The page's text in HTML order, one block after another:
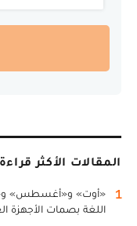
المقالات الأكثر قراءة
1
«أوت» و«أغسطس»
اللغة بصمات الأجهزة